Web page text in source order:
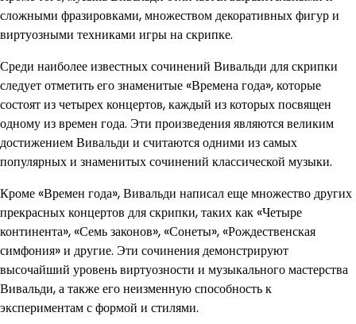
сложными фразировками, множеством декоративных фигур и
виртуозными техниками игры на скрипке.
Среди наиболее известных сочинений Вивальди для скрипки
следует отметить его знаменитые «Времена года», которые
состоят из четырех концертов, каждый из которых посвящен
одному из времен года. Эти произведения являются великим
достижением Вивальди и считаются одними из самых
популярных и знаменитых сочинений классической музыки.
Кроме «Времен года», Вивальди написал еще множество других
прекрасных концертов для скрипки, таких как «Четыре
континента», «Семь законов», «Сонеты», «Рождественская
симфония» и другие. Эти сочинения демонстрируют
высочайший уровень виртуозности и музыкального мастерства
Вивальди, а также его неизменную способность к
экспериментам с формой и стилями.